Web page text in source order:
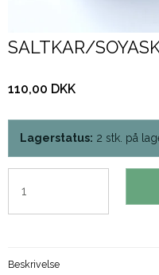
SALTKAR/
110,00 DKK
Lagerstatus: 2 stk. på
Beskrivelse